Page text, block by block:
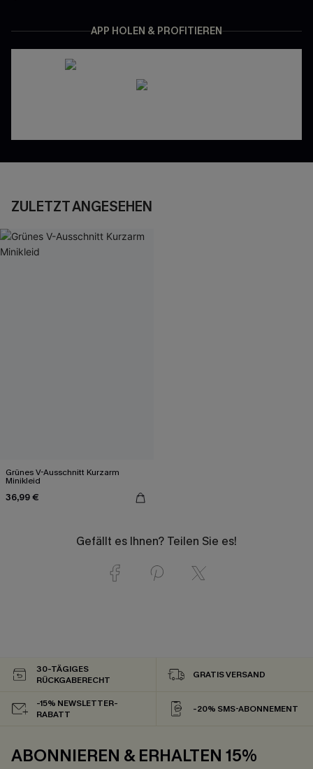
APP HOLEN & PROFITIEREN
ZULETZT ANGESEHEN
Grünes V-Ausschnitt Kurzarm
Minikleid
36,99 €
Gefällt es Ihnen? Teilen Sie es!
30-TÄGIGES
RÜCKGABERECHT
GRATIS VERSAND
-15% NEWSLETTER-
RABATT
-20% SMS-ABONNEMENT
ABONNIEREN & ERHALTEN 15%